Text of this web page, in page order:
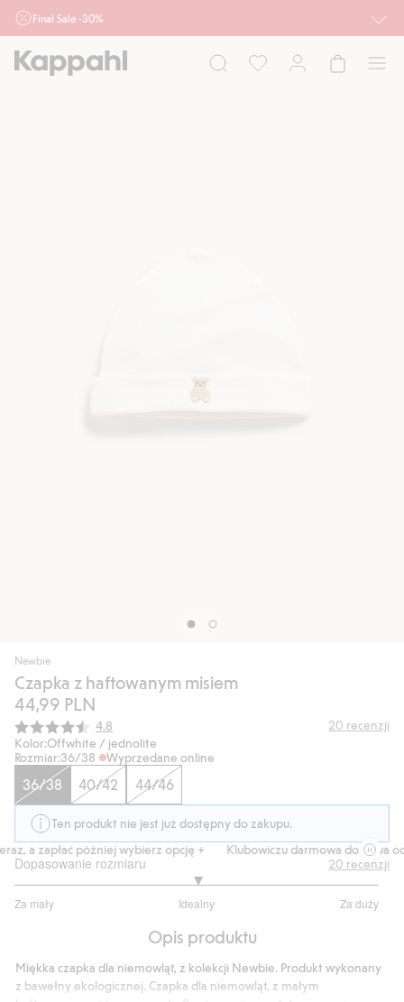
Final Sale -30%
działu outlet do 10.8 w sklepach Kappahl i Newbie oraz na kappahl.com. Ofert
nie łączymy
Newbie
Czapka z haftowanym misiem
44,99 PLN
Średnia ocena:
4.8 20 recenzji
Kolor:Offwhite / jednolite
Rozmiar:36/38 Wyprzedane online
36/38 40/42 44/46
Ten produkt nie jest już dostępny do zakupu.
a zapłać później wybierz opcję +
Klubowiczu darmowa dostawa od
Dopasowanie rozmiaru
Za mały Idealny Za duży
na
16
głosów
20 recenzji
Opis produktu
Miękka czapka dla niemowląt, z kolekcji Newbie. Produkt wykonany
z bawełny ekologicznej. Czapka dla niemowląt, z małym